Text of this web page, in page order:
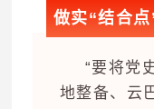
做实“结合
“要将党
地整备、云